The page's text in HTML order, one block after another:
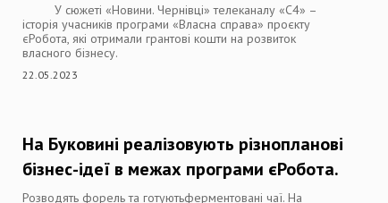
У сюжеті «Новини. Чернівці» телеканалу «С4» –
історія учасників програми «Власна справа» проєкту
єРобота, які отримали грантові кошти на розвиток
власного бізнесу.
22.05.2023
На Буковині реалізовують різнопланові
бізнес-ідеї в межах програми єРобота.
Розводять форель та готуютьферментовані чаї. На